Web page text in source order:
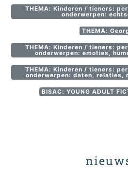
THEMA: Kinderen / tieners:
onderwerpen:
THEMA:
THEMA: Kinderen / tieners:
onderwerpen: emoties,
THEMA: Kinderen / tieners:
onderwerpen: daten, relaties,
BISAC: YOUNG ADULT